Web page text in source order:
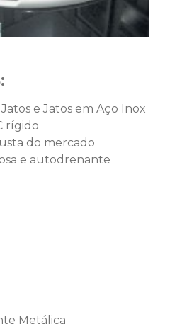
e Jatos em Aço Inox
rígido
do mercado
e autodrenante
Metálica